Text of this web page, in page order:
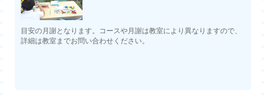
目安の月謝となります。コースや月謝は教室により異なりますので、
詳細は教室までお問い合わせください。